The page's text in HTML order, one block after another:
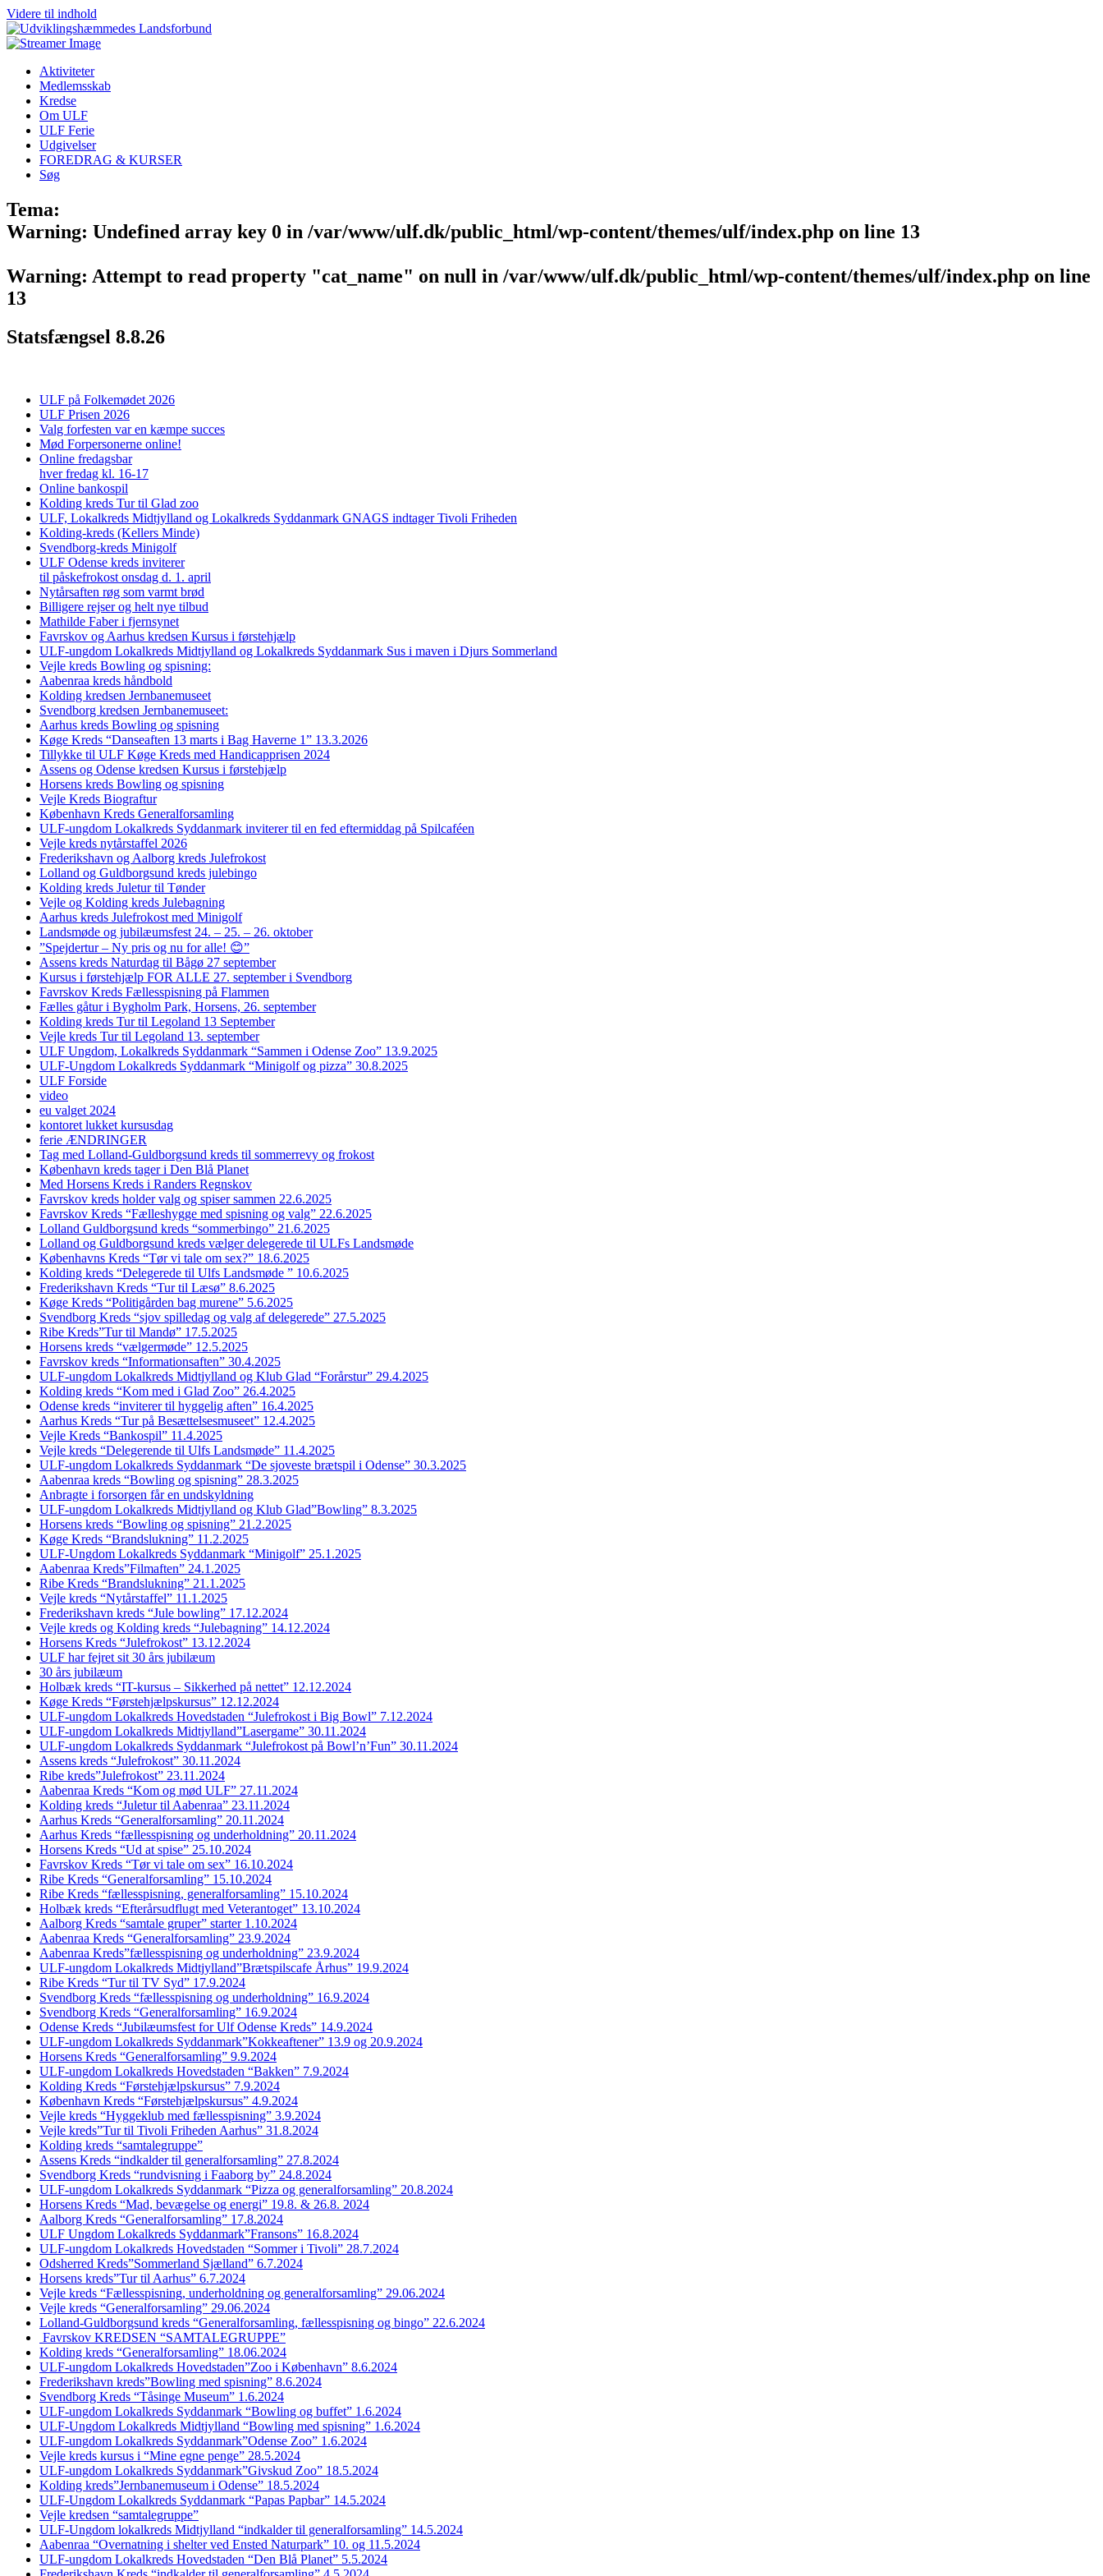
Videre til indhold
Aktiviteter
Medlemsskab
Kredse
Om ULF
ULF Ferie
Udgivelser
FOREDRAG & KURSER
Søg
Tema:
Warning: Undefined array key 0 in /var/www/ulf.dk/public_html/wp-content/themes/ulf/index.php on line 13
Warning: Attempt to read property "cat_name" on null in /var/www/ulf.dk/public_html/wp-content/themes/ulf/index.php on line
13
Statsfængsel 8.8.26
ULF på Folkemødet 2026
ULF Prisen 2026
Valg forfesten var en kæmpe succes
Mød Forpersonerne online!
Online fredagsbar
hver fredag kl. 16-17
Online bankospil
Kolding kreds Tur til Glad zoo
ULF, Lokalkreds Midtjylland og Lokalkreds Syddanmark GNAGS indtager Tivoli Friheden
Kolding-kreds (Kellers Minde)
Svendborg-kreds Minigolf
ULF Odense kreds inviterer
til påskefrokost onsdag d. 1. april
Nytårsaften røg som varmt brød
Billigere rejser og helt nye tilbud
Mathilde Faber i fjernsynet
Favrskov og Aarhus kredsen Kursus i førstehjælp
ULF-ungdom Lokalkreds Midtjylland og Lokalkreds Syddanmark Sus i maven i Djurs Sommerland
Vejle kreds Bowling og spisning:
Aabenraa kreds håndbold
Kolding kredsen Jernbanemuseet
Svendborg kredsen Jernbanemuseet:
Aarhus kreds Bowling og spisning
Køge Kreds “Danseaften 13 marts i Bag Haverne 1” 13.3.2026
Tillykke til ULF Køge Kreds med Handicapprisen 2024
Assens og Odense kredsen Kursus i førstehjælp
Horsens kreds Bowling og spisning
Vejle Kreds Biograftur
København Kreds Generalforsamling
ULF-ungdom Lokalkreds Syddanmark inviterer til en fed eftermiddag på Spilcaféen
Vejle kreds nytårstaffel 2026
Frederikshavn og Aalborg kreds Julefrokost
Lolland og Guldborgsund kreds julebingo
Kolding kreds Juletur til Tønder
Vejle og Kolding kreds Julebagning
Aarhus kreds Julefrokost med Minigolf
Landsmøde og jubilæumsfest 24. – 25. – 26. oktober
”Spejdertur – Ny pris og nu for alle! 😊”
Assens kreds Naturdag til Bågø 27 september
Kursus i førstehjælp FOR ALLE 27. september i Svendborg
Favrskov Kreds Fællesspisning på Flammen
Fælles gåtur i Bygholm Park, Horsens, 26. september
Kolding kreds Tur til Legoland 13 September
Vejle kreds Tur til Legoland 13. september
ULF Ungdom, Lokalkreds Syddanmark “Sammen i Odense Zoo” 13.9.2025
ULF-Ungdom Lokalkreds Syddanmark “Minigolf og pizza” 30.8.2025
ULF Forside
video
eu valget 2024
kontoret lukket kursusdag
ferie ÆNDRINGER
Tag med Lolland-Guldborgsund kreds til sommerrevy og frokost
København kreds tager i Den Blå Planet
Med Horsens Kreds i Randers Regnskov
Favrskov kreds holder valg og spiser sammen 22.6.2025
Favrskov Kreds “Fælleshygge med spisning og valg” 22.6.2025
Lolland Guldborgsund kreds “sommerbingo” 21.6.2025
Lolland og Guldborgsund kreds vælger delegerede til ULFs Landsmøde
Københavns Kreds “Tør vi tale om sex?” 18.6.2025
Kolding kreds “Delegerede til Ulfs Landsmøde ” 10.6.2025
Frederikshavn Kreds “Tur til Læsø” 8.6.2025
Køge Kreds “Politigården bag murene” 5.6.2025
Svendborg Kreds “sjov spilledag og valg af delegerede” 27.5.2025
Ribe Kreds”Tur til Mandø” 17.5.2025
Horsens kreds “vælgermøde” 12.5.2025
Favrskov kreds “Informationsaften” 30.4.2025
ULF-ungdom Lokalkreds Midtjylland og Klub Glad “Forårstur” 29.4.2025
Kolding kreds “Kom med i Glad Zoo” 26.4.2025
Odense kreds “inviterer til hyggelig aften” 16.4.2025
Aarhus Kreds “Tur på Besættelsesmuseet” 12.4.2025
Vejle Kreds “Bankospil” 11.4.2025
Vejle kreds “Delegerende til Ulfs Landsmøde” 11.4.2025
ULF-ungdom Lokalkreds Syddanmark “De sjoveste brætspil i Odense” 30.3.2025
Aabenraa kreds “Bowling og spisning” 28.3.2025
Anbragte i forsorgen får en undskyldning
ULF-ungdom Lokalkreds Midtjylland og Klub Glad”Bowling” 8.3.2025
Horsens kreds “Bowling og spisning” 21.2.2025
Køge Kreds “Brandslukning” 11.2.2025
ULF-Ungdom Lokalkreds Syddanmark “Minigolf” 25.1.2025
Aabenraa Kreds”Filmaften” 24.1.2025
Ribe Kreds “Brandslukning” 21.1.2025
Vejle kreds “Nytårstaffel” 11.1.2025
Frederikshavn kreds “Jule bowling” 17.12.2024
Vejle kreds og Kolding kreds “Julebagning” 14.12.2024
Horsens Kreds “Julefrokost” 13.12.2024
ULF har fejret sit 30 års jubilæum
30 års jubilæum
Holbæk kreds “IT-kursus – Sikkerhed på nettet” 12.12.2024
Køge Kreds “Førstehjælpskursus” 12.12.2024
ULF-ungdom Lokalkreds Hovedstaden “Julefrokost i Big Bowl” 7.12.2024
ULF-ungdom Lokalkreds Midtjylland”Lasergame” 30.11.2024
ULF-ungdom Lokalkreds Syddanmark “Julefrokost på Bowl’n’Fun” 30.11.2024
Assens kreds “Julefrokost” 30.11.2024
Ribe kreds”Julefrokost” 23.11.2024
Aabenraa Kreds “Kom og mød ULF” 27.11.2024
Kolding kreds “Juletur til Aabenraa” 23.11.2024
Aarhus Kreds “Generalforsamling” 20.11.2024
Aarhus Kreds “fællesspisning og underholdning” 20.11.2024
Horsens Kreds “Ud at spise” 25.10.2024
Favrskov Kreds “Tør vi tale om sex” 16.10.2024
Ribe Kreds “Generalforsamling” 15.10.2024
Ribe Kreds “fællesspisning, generalforsamling” 15.10.2024
Holbæk kreds “Efterårsudflugt med Veterantoget” 13.10.2024
Aalborg Kreds “samtale gruper” starter 1.10.2024
Aabenraa Kreds “Generalforsamling” 23.9.2024
Aabenraa Kreds”fællesspisning og underholdning” 23.9.2024
ULF-ungdom Lokalkreds Midtjylland”Brætspilscafe Århus” 19.9.2024
Ribe Kreds “Tur til TV Syd” 17.9.2024
Svendborg Kreds “fællesspisning og underholdning” 16.9.2024
Svendborg Kreds “Generalforsamling” 16.9.2024
Odense Kreds “Jubilæumsfest for Ulf Odense Kreds” 14.9.2024
ULF-ungdom Lokalkreds Syddanmark”Kokkeaftener” 13.9 og 20.9.2024
Horsens Kreds “Generalforsamling” 9.9.2024
ULF-ungdom Lokalkreds Hovedstaden “Bakken” 7.9.2024
Kolding Kreds “Førstehjælpskursus” 7.9.2024
København Kreds “Førstehjælpskursus” 4.9.2024
Vejle kreds “Hyggeklub med fællesspisning” 3.9.2024
Vejle kreds”Tur til Tivoli Friheden Aarhus” 31.8.2024
Kolding kreds “samtalegruppe”
Assens Kreds “indkalder til generalforsamling” 27.8.2024
Svendborg Kreds “rundvisning i Faaborg by” 24.8.2024
ULF-ungdom Lokalkreds Syddanmark “Pizza og generalforsamling” 20.8.2024
Horsens Kreds “Mad, bevægelse og energi” 19.8. & 26.8. 2024
Aalborg Kreds “Generalforsamling” 17.8.2024
ULF Ungdom Lokalkreds Syddanmark”Fransons” 16.8.2024
ULF-ungdom Lokalkreds Hovedstaden “Sommer i Tivoli” 28.7.2024
Odsherred Kreds”Sommerland Sjælland” 6.7.2024
Horsens kreds”Tur til Aarhus” 6.7.2024
Vejle kreds “Fællesspisning, underholdning og generalforsamling” 29.06.2024
Vejle kreds “Generalforsamling” 29.06.2024
Lolland-Guldborgsund kreds “Generalforsamling, fællesspisning og bingo” 22.6.2024
Favrskov KREDSEN “SAMTALEGRUPPE”
Kolding kreds “Generalforsamling” 18.06.2024
ULF-ungdom Lokalkreds Hovedstaden”Zoo i København” 8.6.2024
Frederikshavn kreds”Bowling med spisning” 8.6.2024
Svendborg Kreds “Tåsinge Museum” 1.6.2024
ULF-ungdom Lokalkreds Syddanmark “Bowling og buffet” 1.6.2024
ULF-Ungdom Lokalkreds Midtjylland “Bowling med spisning” 1.6.2024
ULF-ungdom Lokalkreds Syddanmark”Odense Zoo” 1.6.2024
Vejle kreds kursus i “Mine egne penge” 28.5.2024
ULF-ungdom Lokalkreds Syddanmark”Givskud Zoo” 18.5.2024
Kolding kreds”Jernbanemuseum i Odense” 18.5.2024
ULF-Ungdom Lokalkreds Syddanmark “Papas Papbar” 14.5.2024
Vejle kredsen “samtalegruppe”
ULF-Ungdom lokalkreds Midtjylland “indkalder til generalforsamling” 14.5.2024
Aabenraa “Overnatning i shelter ved Ensted Naturpark” 10. og 11.5.2024
ULF-ungdom Lokalkreds Hovedstaden “Den Blå Planet” 5.5.2024